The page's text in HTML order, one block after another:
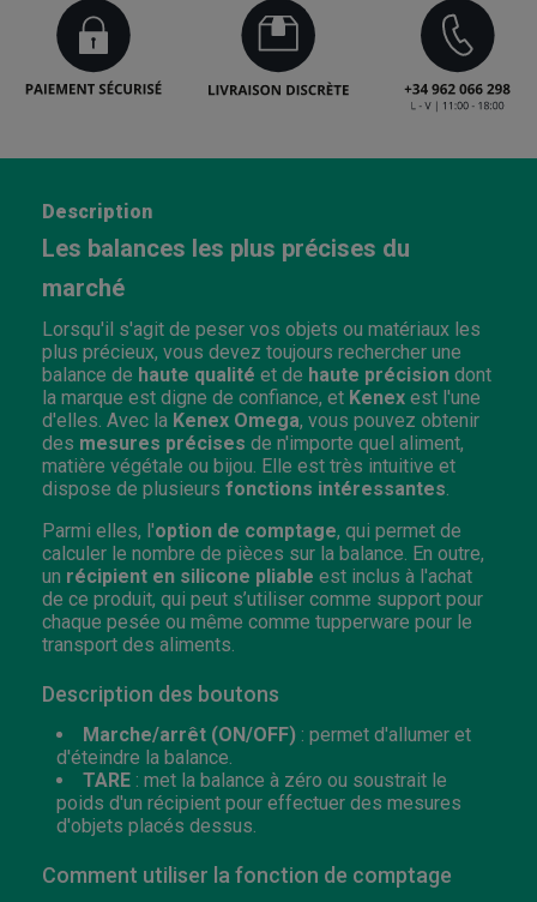
Description
Les balances les plus précises du
marché
Lorsqu'il s'agit de peser vos objets ou matériaux les
plus précieux, vous devez toujours rechercher une
balance de haute qualité et de haute précision dont
la marque est digne de confiance, et Kenex est l'une
d'elles. Avec la Kenex Omega, vous pouvez obtenir
des mesures précises de n'importe quel aliment,
matière végétale ou bijou. Elle est très intuitive et
dispose de plusieurs fonctions intéressantes
Parmi elles, l'option de comptage, qui permet de
calculer le nombre de pièces sur la balance. En outre,
un récipient en silicone pliable est inclus à l'achat
de ce produit, qui peut s’utiliser comme support pour
chaque pesée ou même comme tupperware pour le
transport des aliments.
Description des boutons
Marche/arrêt (ON/OFF) : permet d'allumer et
d'éteindre la balance.
TARE : met la balance à zéro ou soustrait le
poids d'un récipient pour effectuer des mesures
d'objets placés dessus.
Comment utiliser la fonction de comptage